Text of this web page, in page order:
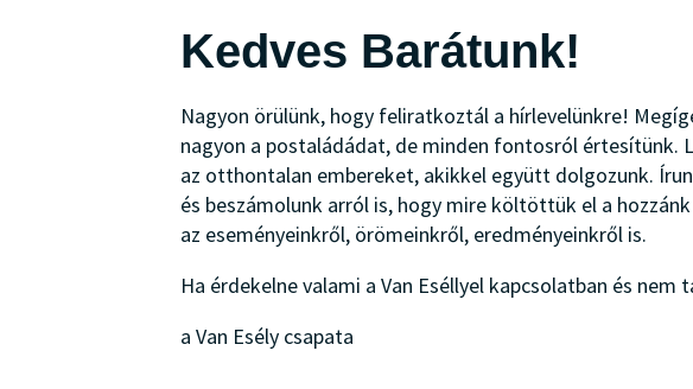
Kedves Barátunk!
Nagyon örülünk, hogy feliratkoztál a hírlevelünkre!
nagyon a postaládádat, de minden fontosról értesítünk.
az otthontalan embereket, akikkel együtt dolgozunk.
és beszámolunk arról is, hogy mire költöttük el a
az eseményeinkről, örömeinkről, eredményeinkről is.
Ha érdekelne valami a Van Eséllyel kapcsolatban és nem
a Van Esély csapata